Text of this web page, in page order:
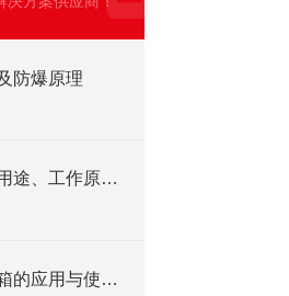
防爆原理
防爆检修电源箱的用途、工作原理与使用注意事项
一文防爆照明配电箱的应用与使用维护